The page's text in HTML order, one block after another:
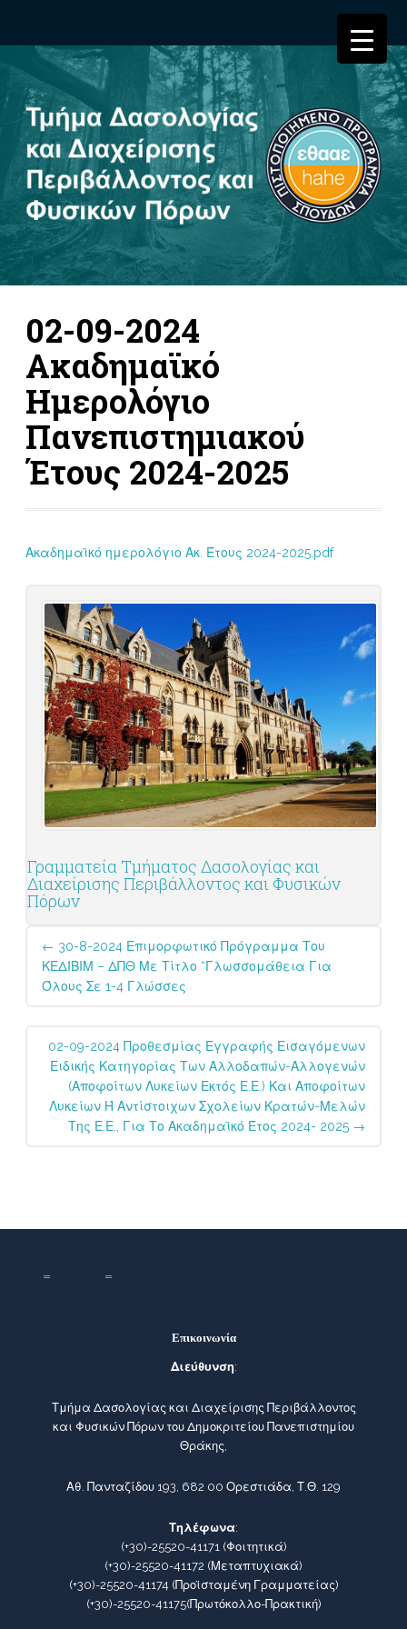
02-09-2024
Ακαδημαϊκό
Ημερολόγιο
Πανεπιστημιακού
Έτους 2024-2025
Ακαδημαϊκό ημερολόγιο Ακ. Έτους 2024-2025.pdf
Γραμματεία Τμήματος Δασολογίας και
Διαχείρισης Περιβάλλοντος και Φυσικών
Πόρων
Post
navigation
← 30-8-2024 Επιμορφωτικό Πρόγραμμα Του
ΚΕΔΙΒΙΜ – ΔΠΘ Με Τίτλο “Γλωσσομάθεια Για
Όλους Σε 1-4 Γλώσσες
02-09-2024 Προθεσμίας Εγγραφής Εισαγόμενων
Ειδικής Κατηγορίας Των Αλλοδαπών-Αλλογενών
(αποφοίτων Λυκείων Εκτός Ε.Ε.) Και Αποφοίτων
Λυκείων Ή Αντίστοιχων Σχολείων Κρατών-Μελών
Της Ε.Ε., Για Το Ακαδημαϊκό Έτος 2024- 2025 →
Επικοινωνία
Διεύθυνση:
Τμήμα Δασολογίας και Διαχείρισης Περιβάλλοντος
και Φυσικών Πόρων του Δημοκριτείου Πανεπιστημίου
Θράκης,
Αθ. Πανταζίδου 193, 682 00 Ορεστιάδα, Τ.Θ. 129
Τηλέφωνα:
(+30)-25520-41171(Φοιτητικά)
(+30)-25520-41172 (Μεταπτυχιακά)
(+30)-25520-41174 (Προϊσταμένη Γραμματείας)
(+30)-25520-41175(Πρωτόκολλο-Πρακτική)